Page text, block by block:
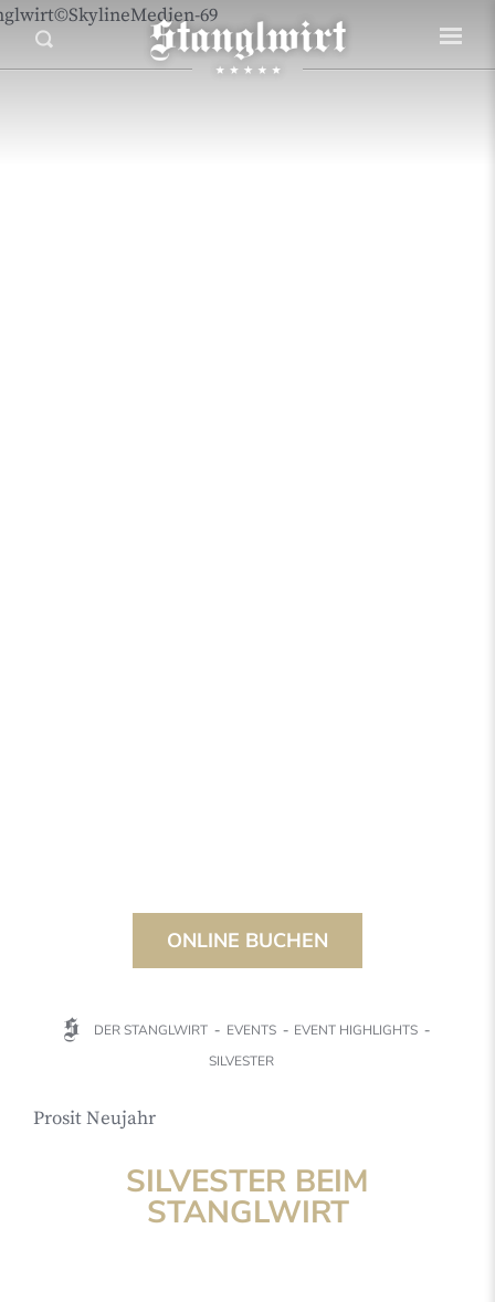
ONLINE BUCHEN
DER STANGLWIRT EVENTS
EVENT HIGHLIGHTS
SILVESTER
Prosit Neujahr
SILVESTER BEIM
STANGLWIRT